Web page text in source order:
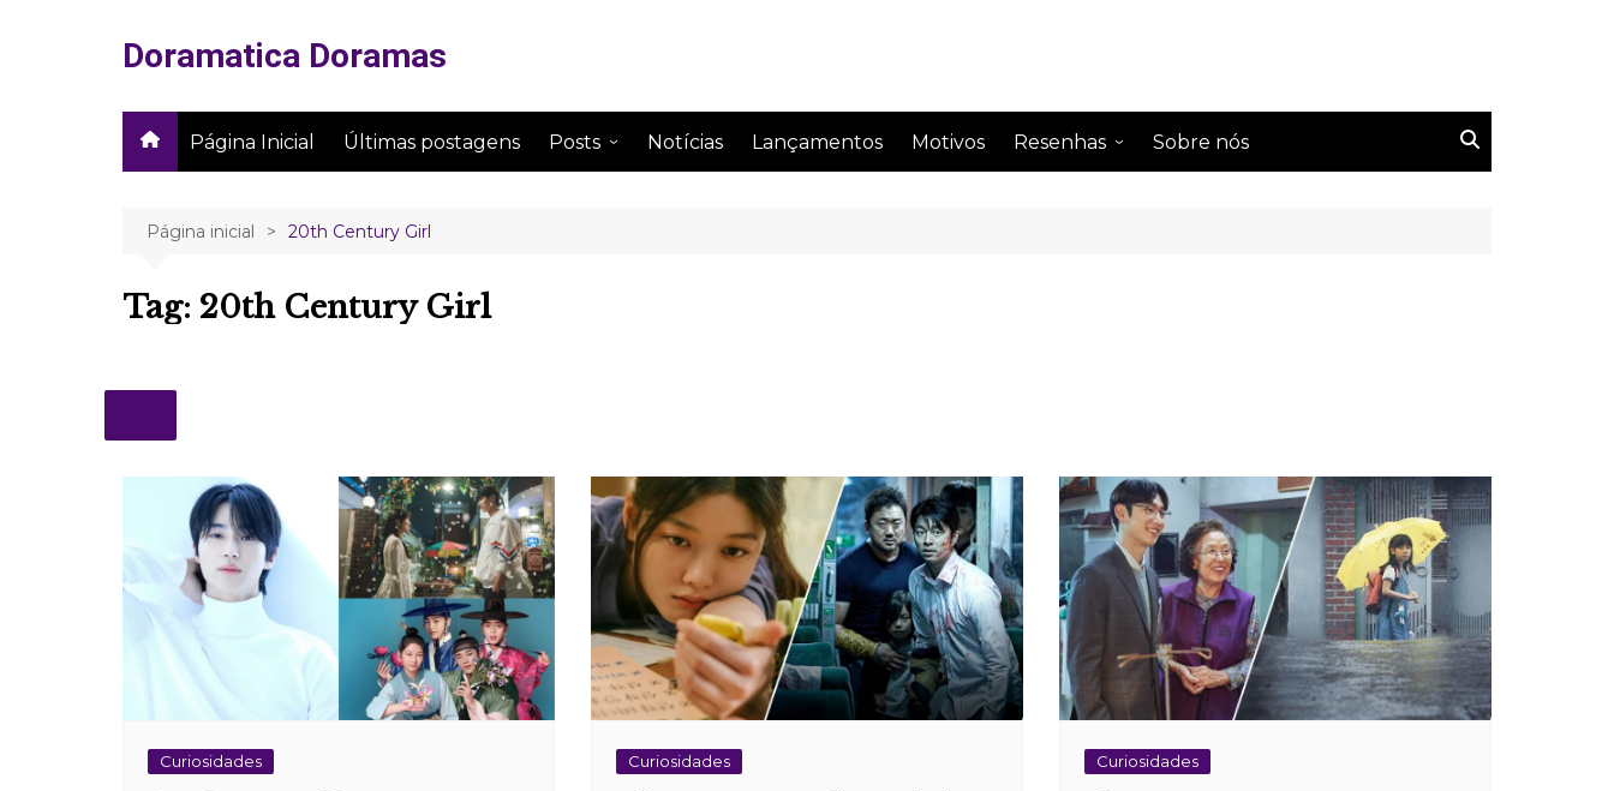
Doramatica Doramas
Página Inicial Últimas postagens Posts Notícias Lançamentos Motivos Resenhas Sobre nós
Página inicial 20th Century Girl
Tag: 20th Century Girl
Curiosidades Curiosidades Curiosidades